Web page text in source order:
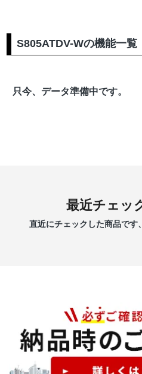
S805ATDV-Wの機能一覧
只今、データ準備中です。
最近チェッ
直近にチェックした商品です